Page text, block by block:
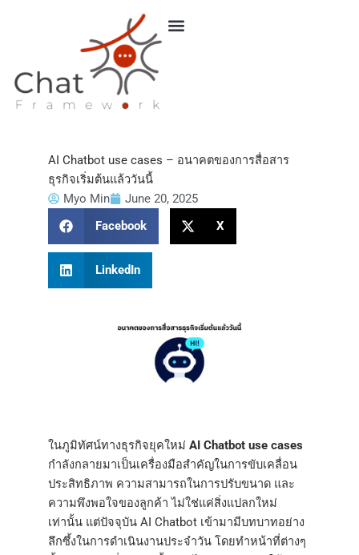
AI Chatbot use cases – อนาคตของการสื่อสาร
ธุรกิจเริ่มต้นแล้ววันนี้
Myo Min
June 20, 2025
Facebook
X
LinkedIn
ในภูมิทัศน์ทางธุรกิจยุคใหม่ AI Chatbot use cases
กำลังกลายมาเป็นเครื่องมือสำคัญในการขับเคลื่อน
ประสิทธิภาพ ความสามารถในการปรับขนาด และ
ความพึงพอใจของลูกค้า ไม่ใช่แค่สิ่งแปลกใหม่
เท่านั้น แต่ปัจจุบัน AI Chatbot เข้ามามีบทบาทอย่าง
ลึกซึ้งในการดำเนินงานประจำวัน โดยทำหน้าที่ต่างๆ